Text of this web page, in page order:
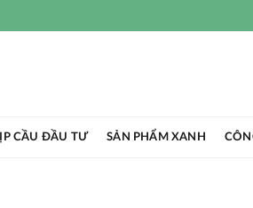
CẦU ĐẦU TƯ SẢN PHẨM XANH